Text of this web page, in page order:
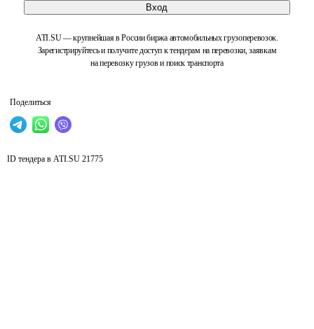
Вход
ATI.SU — крупнейшая в России биржа автомобильных грузоперевозок.
Зарегистрируйтесь и получите доступ к тендерам на перевозки, заявкам
на перевозку грузов и поиск транспорта
Поделиться
ID тендера в ATI.SU 21775